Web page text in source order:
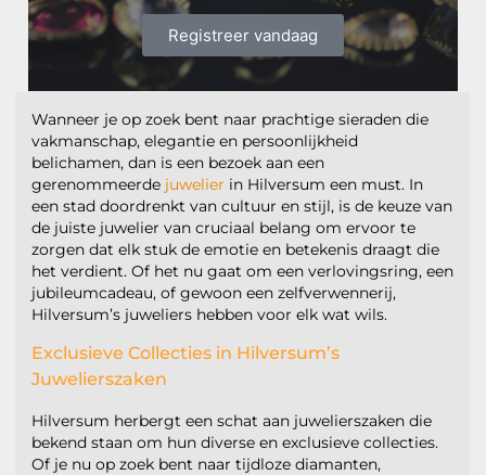
Wanneer je op zoek bent naar prachtige sieraden die
vakmanschap, elegantie en persoonlijkheid
belichamen, dan is een bezoek aan een
gerenommeerde juwelier in Hilversum een must. In
een stad doordrenkt van cultuur en stijl, is de keuze van
de juiste juwelier van cruciaal belang om ervoor te
zorgen dat elk stuk de emotie en betekenis draagt die
het verdient. Of het nu gaat om een verlovingsring, een
jubileumcadeau, of gewoon een zelfverwennerij,
Hilversum’s juweliers hebben voor elk wat wils.
Exclusieve Collecties in Hilversum’s
Juwelierszaken
Hilversum herbergt een schat aan juwelierszaken die
bekend staan om hun diverse en exclusieve collecties.
Of je nu op zoek bent naar tijdloze diamanten,
Registreer vandaag